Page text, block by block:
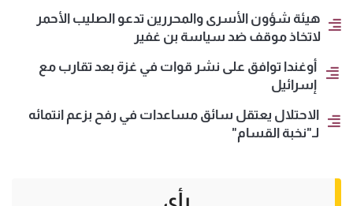
هيئة شؤون الأسرى والمحررين تدعو الصليب الأحمر
لاتخاذ موقف ضد سياسة بن غفير
أوغندا توافق على نشر قوات في غزة بعد تقارب مع
إسرائيل
الاحتلال يعتقل سائق مساعدات في رفح بزعم انتمائه
لـ"نخبة القسام"
رأي